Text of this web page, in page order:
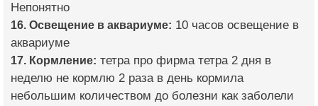
Непонятно
16. Освещение в аквариуме: 10 часов освещение в
аквариуме
17. Кормление: тетра про фирма тетра 2 дня в
неделю не кормлю 2 раза в день кормила
небольшим количеством до болезни как заболели